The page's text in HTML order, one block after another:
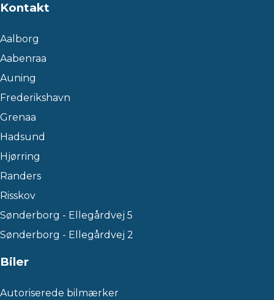
Kontakt
Aalborg
Aabenraa
Auning
Frederikshavn
Grenaa
Hadsund
Hjørring
Randers
Risskov
Sønderborg - Ellegårdvej 5
Sønderborg - Ellegårdvej 2
Biler
Autoriserede bilmærker